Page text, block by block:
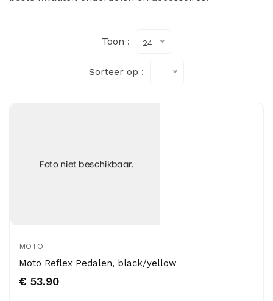
Toon : 24
Sorteer op : --
MOTO
Moto Reflex Pedalen, black/yellow
€ 53.90